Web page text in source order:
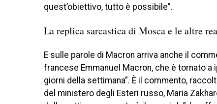
quest’obiettivo, tutto è possibile”.
La replica sarcastica di Mosca e le altre
E sulle parole di Macron arriva anche il
francese Emmanuel Macron, che è tornato a
giorni della settimana”. È il commento,
del ministero degli Esteri russo, Maria